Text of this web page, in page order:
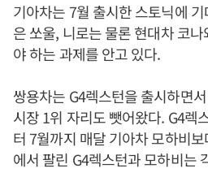
기아차는 7월 출시한 스토닉에
은 쏘울, 니로는 물론 현대차 코
야 하는 과제를 안고 있다.
쌍용차는 G4렉스턴을 출시하면
시장 1위 자리도 뺏어왔다. G4렉
터 7월까지 매달 기아차 모하비
에서 팔린 G4렉스턴과 모하비는